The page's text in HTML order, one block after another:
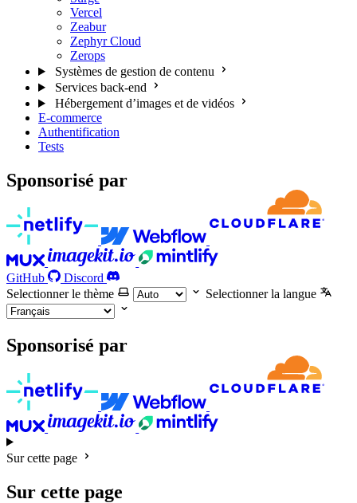
Vercel
Zeabur
Zephyr Cloud
Zerops
Systèmes de gestion de contenu
Services back-end
Hébergement d’images et de vidéos
E-commerce
Authentification
Tests
Sponsorisé par
GitHub
Discord
Selectionner le thème
Selectionner la langue
Sponsorisé par
Sur cette page
Sur cette page